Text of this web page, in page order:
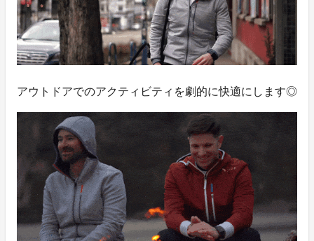
アウトドアでのアクティビティを劇的に快適にします◎